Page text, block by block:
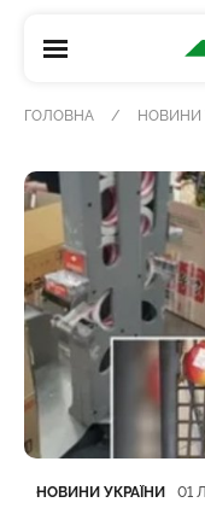
ГОЛОВНА НОВИНИ
Категорія
НОВИНИ УКРАЇНИ
Дата публікації 01